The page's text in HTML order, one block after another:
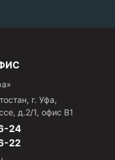
г. Уфа,
д.2/1, офис В1
24
22